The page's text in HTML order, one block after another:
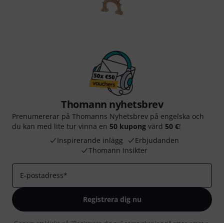
Thomann nyhetsbrev
Prenumererar på Thomanns Nyhetsbrev på engelska och
du kan med lite tur vinna en 50 kupong värd 50 €!
Inspirerande inlägg
Erbjudanden
Thomann Insikter
E-postadress*
Registrera dig nu